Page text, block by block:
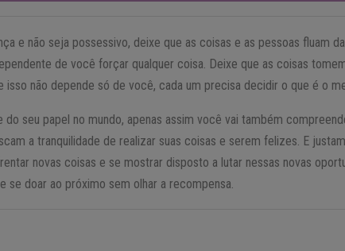
e não seja possessivo, deixe que as coisas e as pessoas fluam
de você forçar qualquer coisa. Deixe que as coisas
isso não depende só de você, cada um precisa decidir o que é o
do seu papel no mundo, apenas assim você vai também
a tranquilidade de realizar suas coisas e serem felizes. E
novas coisas e se mostrar disposto a lutar nessas novas
se doar ao próximo sem olhar a recompensa.